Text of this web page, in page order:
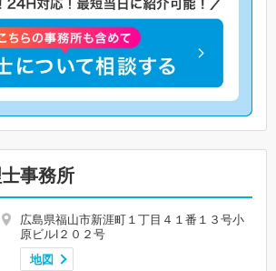
事務所
広島県福山市新涯町１丁目４１番１３号小
原ビルⅠ２０２号
地図